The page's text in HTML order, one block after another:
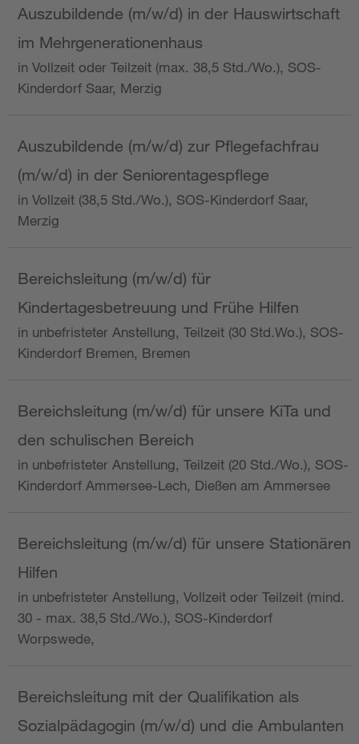
Auszubildende (m/w/d) in der Hauswirtschaft
im Mehrgenerationenhaus
in Vollzeit oder Teilzeit (max. 38,5 Std./Wo.), SOS-
Kinderdorf Saar, Merzig
Auszubildende (m/w/d) zur Pflegefachfrau
(m/w/d) in der Seniorentagespflege
in Vollzeit (38,5 Std./Wo.), SOS-Kinderdorf Saar,
Merzig
Bereichsleitung (m/w/d) für
Kindertagesbetreuung und Frühe Hilfen
in unbefristeter Anstellung, Teilzeit (30 Std.Wo.), SOS-
Kinderdorf Bremen, Bremen
Bereichsleitung (m/w/d) für unsere KiTa und
den schulischen Bereich
in unbefristeter Anstellung, Teilzeit (20 Std./Wo.), SOS-
Kinderdorf Ammersee-Lech, Dießen am Ammersee
Bereichsleitung (m/w/d) für unsere Stationären
Hilfen
in unbefristeter Anstellung, Vollzeit oder Teilzeit (mind.
30 - max. 38,5 Std./Wo.), SOS-Kinderdorf
Worpswede,
Bereichsleitung mit der Qualifikation als
Sozialpädagogin (m/w/d) und die Ambulanten